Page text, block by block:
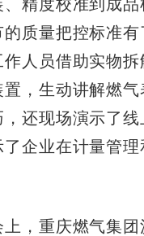
精度校准到成品
的质量把控标准
人员借助实物
，生动讲解燃
，还现场演示了
企业在计量管
重庆燃气集团